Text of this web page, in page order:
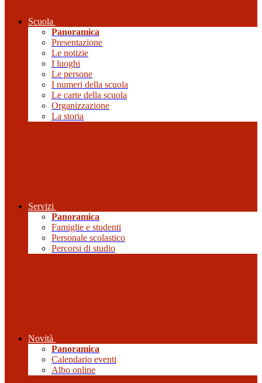
Scuola
Panoramica
Presentazione
Le notizie
I luoghi
Le persone
I numeri della scuola
Le carte della scuola
Organizzazione
La storia
Servizi
Panoramica
Famiglie e studenti
Personale scolastico
Percorsi di studio
Novità
Panoramica
Calendario eventi
Albo online